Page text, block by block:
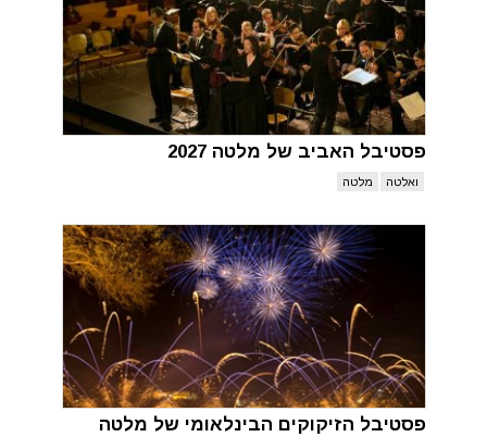
פסטיבל האביב של מלטה 2027
ואלטה מלטה
פסטיבל הזיקוקים הבינלאומי של מלטה